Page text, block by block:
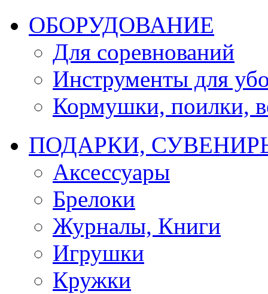
ОБОРУДОВАНИЕ
Для соревнований
Инструменты для
Кормушки, поилки,
ПОДАРКИ,
Аксессуары
Брелоки
Журналы, Книги
Игрушки
Кружки